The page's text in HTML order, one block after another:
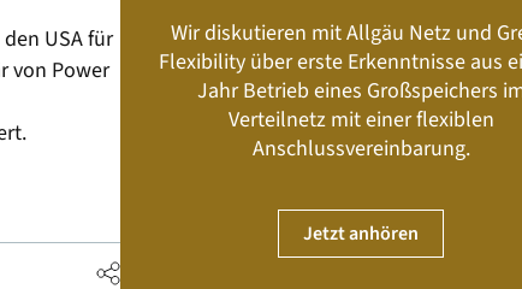
USA für
von Power
Wir diskutieren mit Allgäu Netz und
Flexibility über erste Erkenntnisse aus
Jahr Betrieb eines Großspeichers
Verteilnetz mit einer flexiblen
Anschlussvereinbarung.
Jetzt anhören